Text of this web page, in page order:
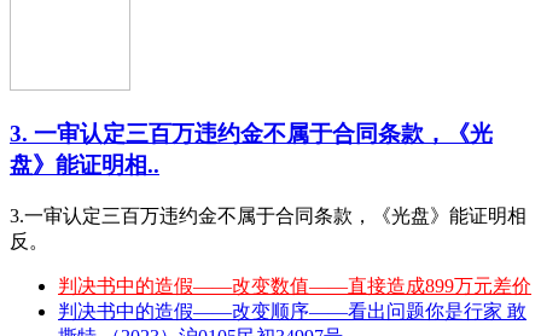
3. 一审认定三百万违约金不属于合同条款，《光
盘》能证明相..
3.一审认定三百万违约金不属于合同条款，《光盘》能证明相
反。
判决书中的造假——改变数值——直接造成899万元差价
判决书中的造假——改变顺序——看出问题你是行家 敢